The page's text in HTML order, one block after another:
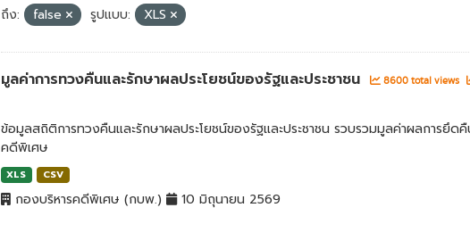
ถึง:
false รูปแบบ: XLS
มูลค่าการทวงคืนและรักษาผลประโยชน์ของรัฐและประชาชน 8600 total views
ข้อมูลสถิติการทวงคืนและรักษาผลประโยชน์ของรัฐและประชาชน รวบรวมมูลค่าผลการยึด
คดีพิเศษ
XLS CSV
กองบริหารคดีพิเศษ (กบพ.) 10 มิถุนายน 2569